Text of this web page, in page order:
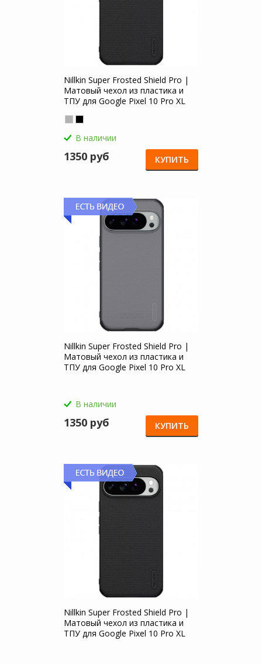
Nillkin Super Frosted Shield Pro |
Матовый чехол из пластика и
ТПУ для Google Pixel 10 Pro XL
В наличии
1350 руб КУПИТЬ
Nillkin Super Frosted Shield Pro |
Матовый чехол из пластика и
ТПУ для Google Pixel 10 Pro XL
В наличии
1350 руб КУПИТЬ
Nillkin Super Frosted Shield Pro |
Матовый чехол из пластика и
ТПУ для Google Pixel 10 Pro XL